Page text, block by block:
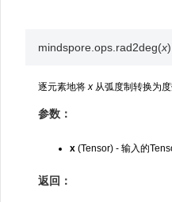
mindspore.ops. rad2deg(x)
逐元素地将x 从弧度制转换为度
参数：
x (Tensor) - 输入的
返回：